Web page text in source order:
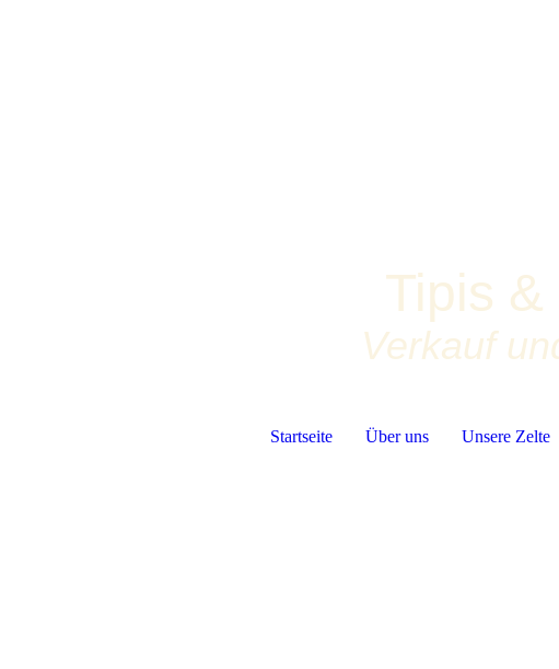
Tipis
Verkauf
Startseite Über uns Unsere Zelte